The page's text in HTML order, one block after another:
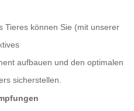
Tieres können Sie (mit unserer
aufbauen und den optimalen
sicherstellen.